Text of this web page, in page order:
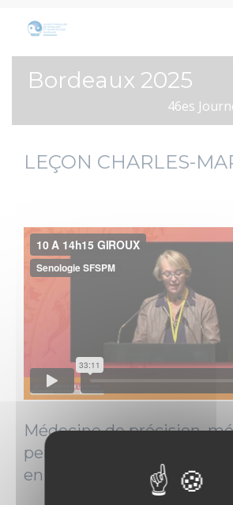
Bordeaux 2025
46es
LEÇON CHARLES-
Médecine de précision,
personnalisée : de quoi
en sommes-nous ?